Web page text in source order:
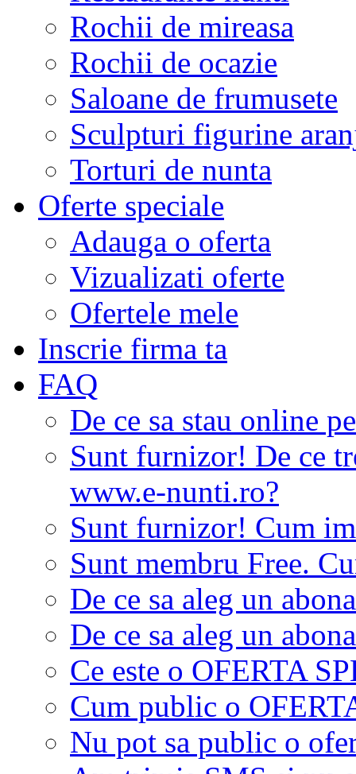
Rochii de mireasa
Rochii de ocazie
Saloane de frumusete
Sculpturi figurine
Torturi de nunta
Oferte speciale
Adauga o oferta
Vizualizati oferte
Ofertele mele
Inscrie firma ta
FAQ
De ce sa stau online
Sunt furnizor! De ce
www.e-nunti.ro?
Sunt furnizor! Cum
Sunt membru Free.
De ce sa aleg un
De ce sa aleg un
Ce este o OFERTA
Cum public o
Nu pot sa public o